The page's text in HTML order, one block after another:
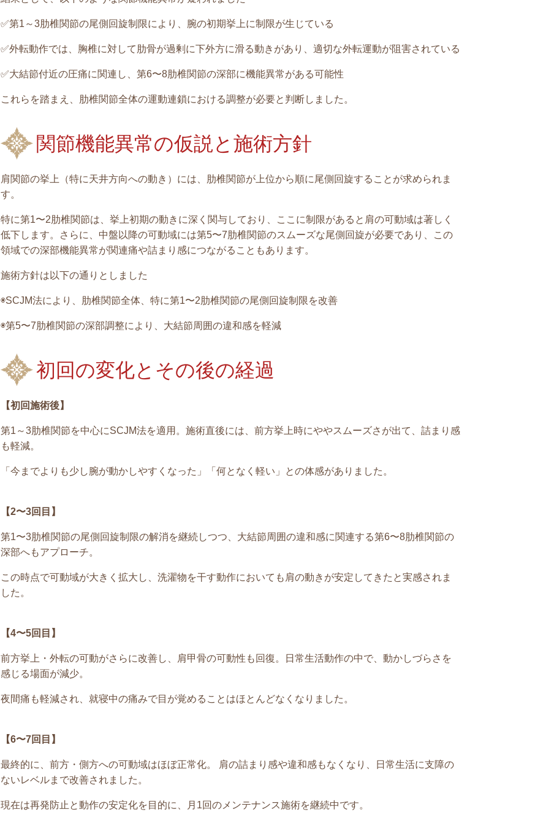
✅第1～3肋椎関節の尾側回旋制限により、腕の初期挙上に制限が生じている
✅外転動作では、胸椎に対して肋骨が過剰に下外方に滑る動きがあり、適切な外転運動が阻害されている
✅大結節付近の圧痛に関連し、第6〜8肋椎関節の深部に機能異常がある可能性
これらを踏まえ、肋椎関節全体の運動連鎖における調整が必要と判断しました。
関節機能異常の仮説と施術方針
肩関節の挙上（特に天井方向への動き）には、肋椎関節が上位から順に尾側回旋することが求められま
す。
特に第1〜2肋椎関節は、挙上初期の動きに深く関与しており、ここに制限があると肩の可動域は著しく
低下します。さらに、中盤以降の可動域には第5〜7肋椎関節のスムーズな尾側回旋が必要であり、この
領域での深部機能異常が関連痛や詰まり感につながることもあります。
施術方針は以下の通りとしました
◉SCJM法により、肋椎関節全体、特に第1〜2肋椎関節の尾側回旋制限を改善
◉第5〜7肋椎関節の深部調整により、大結節周囲の違和感を軽減
初回の変化とその後の経過
【初回施術後】
第1～3肋椎関節を中心にSCJM法を適用。施術直後には、前方挙上時にややスムーズさが出て、詰まり感
も軽減。
「今までよりも少し腕が動かしやすくなった」「何となく軽い」との体感がありました。
【2〜3回目】
第1〜3肋椎関節の尾側回旋制限の解消を継続しつつ、大結節周囲の違和感に関連する第6〜8肋椎関節の
深部へもアプローチ。
この時点で可動域が大きく拡大し、洗濯物を干す動作においても肩の動きが安定してきたと実感されま
した。
【4〜5回目】
前方挙上・外転の可動がさらに改善し、肩甲骨の可動性も回復。日常生活動作の中で、動かしづらさを
感じる場面が減少。
夜間痛も軽減され、就寝中の痛みで目が覚めることはほとんどなくなりました。
【6〜7回目】
最終的に、前方・側方への可動域はほぼ正常化。 肩の詰まり感や違和感もなくなり、日常生活に支障の
ないレベルまで改善されました。
現在は再発防止と動作の安定化を目的に、月1回のメンテナンス施術を継続中です。